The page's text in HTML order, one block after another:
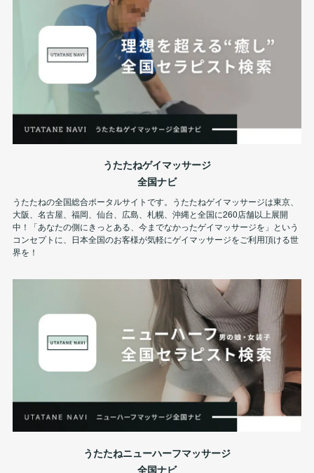
うたたねゲイマッサージ
全国ナビ
うたたねの全国総合ポータルサイトです。うたたねゲイマッサージは東京、
大阪、名古屋、福岡、仙台、広島、札幌、沖縄と全国に260店舗以上展開
中！「あなたの側にきっとある、今までなかったゲイマッサージを」という
コンセプトに、日本全国のお客様が気軽にゲイマッサージをご利用頂ける世
界を！
うたたねニューハーフマッサージ
全国ナビ